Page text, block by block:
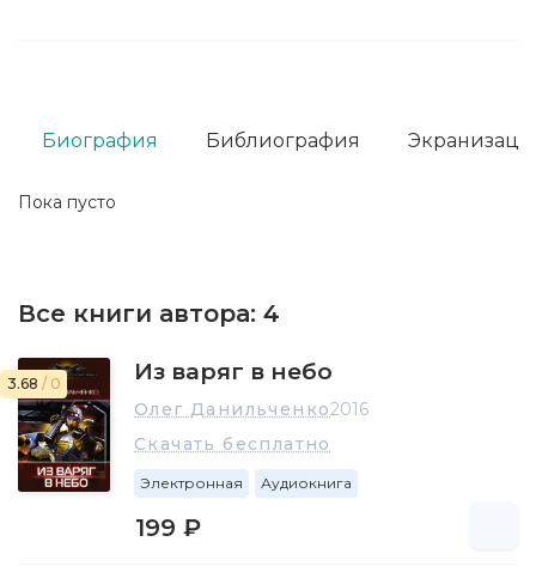
Пока пусто
Биография Библиография
Все книги автора: 4
3.68 / 0 Из варяг в небо
Олег Данильченко2016
Скачать бесплатно
Электронная Аудиокнига
199 ₽